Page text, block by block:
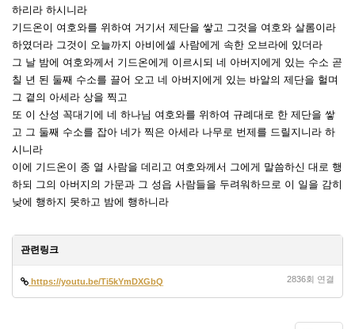
하리라 하시니라
기드온이 여호와를 위하여 거기서 제단을 쌓고 그것을 여호와 살롬이라
하였더라 그것이 오늘까지 아비에셀 사람에게 속한 오브라에 있더라
그 날 밤에 여호와께서 기드온에게 이르시되 네 아버지에게 있는 수소 곧
칠 년 된 둘째 수소를 끌어 오고 네 아버지에게 있는 바알의 제단을 헐며
그 곁의 아세라 상을 찍고
또 이 산성 꼭대기에 네 하나님 여호와를 위하여 규례대로 한 제단을 쌓
고 그 둘째 수소를 잡아 네가 찍은 아세라 나무로 번제를 드릴지니라 하
시니라
이에 기드온이 종 열 사람을 데리고 여호와께서 그에게 말씀하신 대로 행
하되 그의 아버지의 가문과 그 성읍 사람들을 두려워하므로 이 일을 감히
낮에 행하지 못하고 밤에 행하니라
관련링크
https://youtu.be/Ti5kYmDXGbQ 2836회 연결